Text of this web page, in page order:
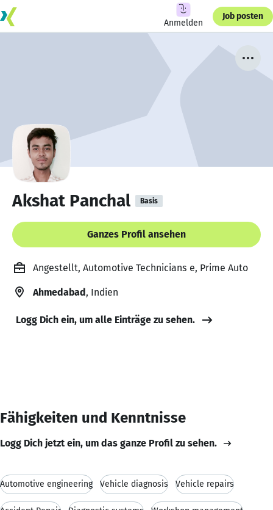
Anmelden
Job posten
Akshat Panchal Basis
Ganzes Profil ansehen
Angestellt, Automotive Technicians e, Prime Auto
Ahmedabad, Indien
Logg Dich ein, um alle Einträge zu sehen.
Fähigkeiten und Kenntnisse
Logg Dich jetzt ein, um das ganze Profil zu sehen.
Automotive engineering Vehicle diagnosis Vehicle repairs